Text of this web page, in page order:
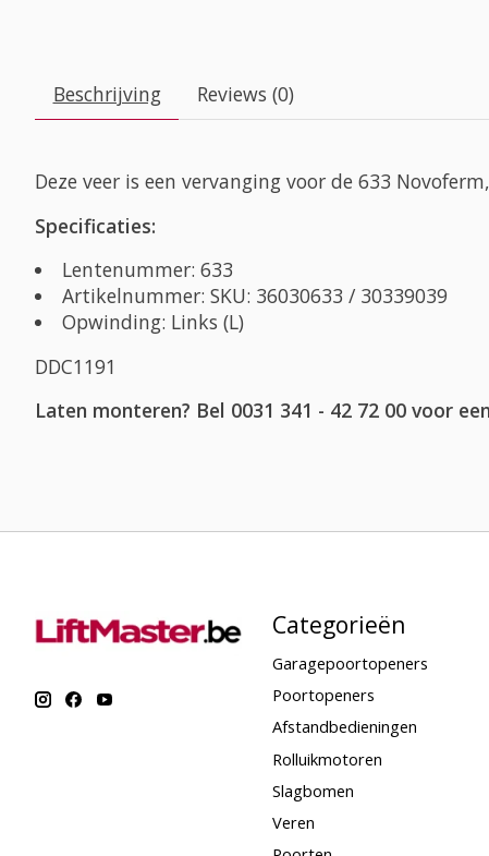
Beschrijving Reviews (0)
Deze veer is een vervanging voor de 633
Specificaties:
Lentenummer: 633
Artikelnummer: SKU: 36030633 / 30339039
Opwinding: Links (L)
DDC1191
Laten monteren? Bel 0031 341 - 42 72 00 voor
Categorieën
Garagepoortopeners
Poortopeners
Afstandbedieningen
Rolluikmotoren
Slagbomen
Veren